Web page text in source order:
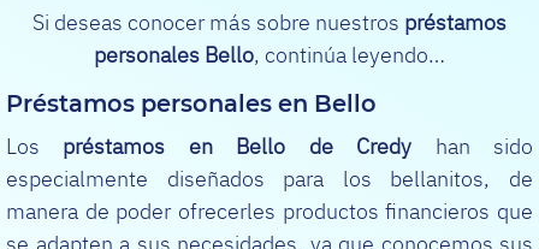
Si deseas conocer más sobre nuestros préstamos
personales Bello, continúa leyendo…
Préstamos personales en Bello
Los préstamos en Bello de Credy han sido
especialmente diseñados para los bellanitos, de
manera de poder ofrecerles productos financieros que